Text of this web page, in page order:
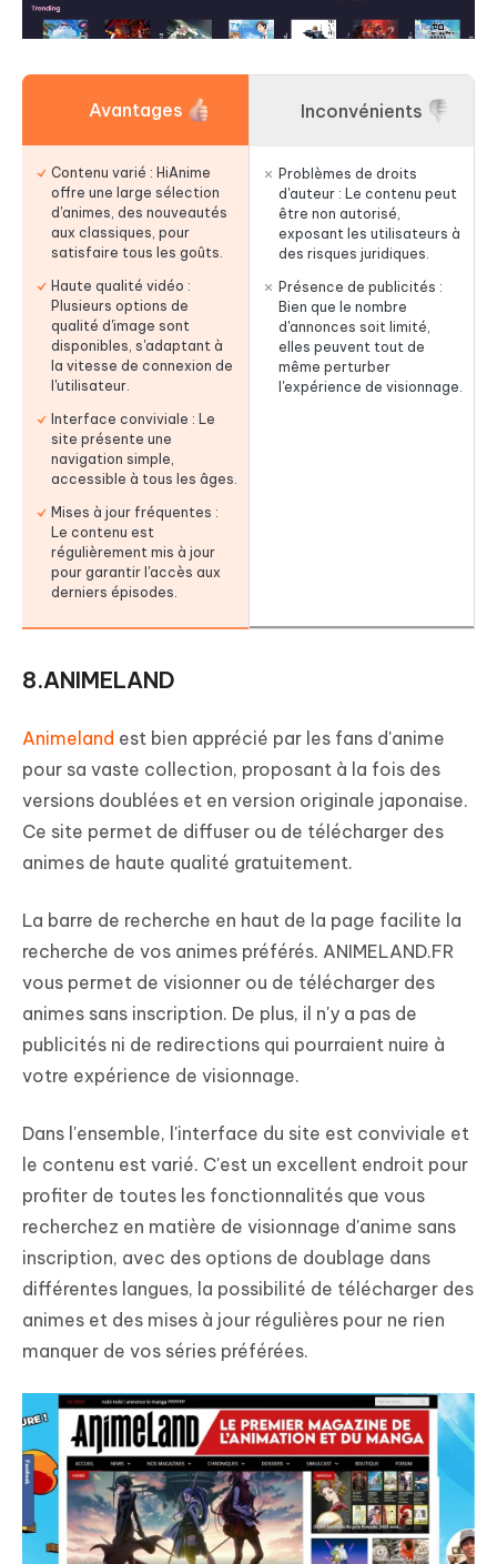
Avantages
Contenu varié : HiAnime
offre une large sélection
d'animes, des nouveautés
aux classiques, pour
satisfaire tous les goûts.
Haute qualité vidéo :
Plusieurs options de
qualité d'image sont
disponibles, s'adaptant à
la vitesse de connexion de
l'utilisateur.
Interface conviviale : Le
site présente une
navigation simple,
accessible à tous les âges.
Mises à jour fréquentes :
Le contenu est
régulièrement mis à jour
pour garantir l'accès aux
derniers épisodes.
Inconvénients
Problèmes de droits
d'auteur : Le contenu peut
être non autorisé,
exposant les utilisateurs à
des risques juridiques.
Présence de publicités :
Bien que le nombre
d'annonces soit limité,
elles peuvent tout de
même perturber
l'expérience de visionnage.
8.ANIMELAND
Animeland est bien apprécié par les fans d'anime
pour sa vaste collection, proposant à la fois des
versions doublées et en version originale japonaise.
Ce site permet de diffuser ou de télécharger des
animes de haute qualité gratuitement.
La barre de recherche en haut de la page facilite la
recherche de vos animes préférés. ANIMELAND.FR
vous permet de visionner ou de télécharger des
animes sans inscription. De plus, il n'y a pas de
publicités ni de redirections qui pourraient nuire à
votre expérience de visionnage.
Dans l'ensemble, l'interface du site est conviviale et
le contenu est varié. C'est un excellent endroit pour
profiter de toutes les fonctionnalités que vous
recherchez en matière de visionnage d'anime sans
inscription, avec des options de doublage dans
différentes langues, la possibilité de télécharger des
animes et des mises à jour régulières pour ne rien
manquer de vos séries préférées.